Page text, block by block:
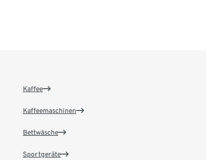
Kaffee
Kaffeemaschinen
Bettwäsche
Sportgeräte